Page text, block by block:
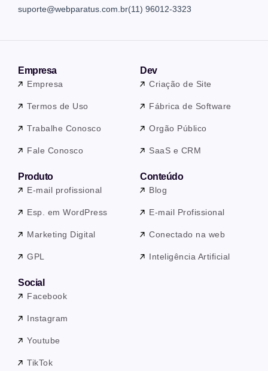
suporte@webparatus.com.br(11) 96012-3323
Empresa
Empresa
Termos de Uso
Trabalhe Conosco
Fale Conosco
Dev
Criação de Site
Fábrica de Software
Orgão Público
SaaS e CRM
Produto
E-mail profissional
Esp. em WordPress
Marketing Digital
GPL
Conteúdo
Blog
E-mail Profissional
Conectado na web
Inteligência Artificial
Social
Facebook
Instagram
Youtube
TikTok